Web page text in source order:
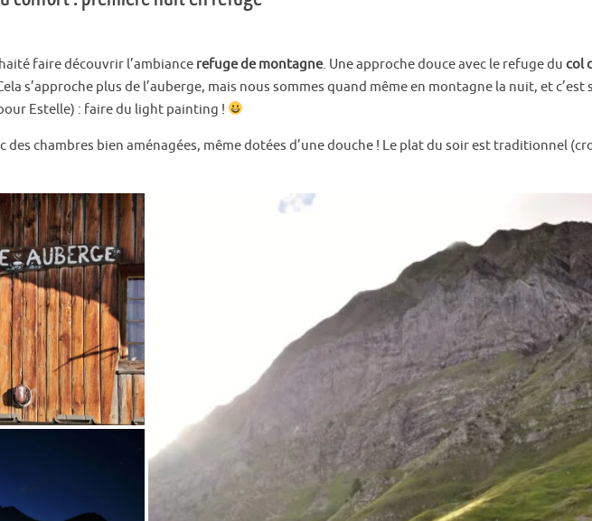
faire découvrir l’ambiance refuge de montagne. Une approche douce avec le refuge du col
s’approche plus de l’auberge, mais nous sommes quand même en montagne la nuit, et c’est
Estelle) : faire du light painting !
chambres bien aménagées, même dotées d’une douche ! Le plat du soir est traditionnel